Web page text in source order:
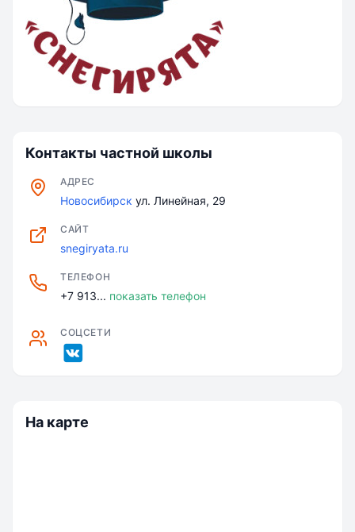
Контакты частной школы
АДРЕС
Новосибирск ул. Линейная, 29
САЙТ
snegiryata.ru
ТЕЛЕФОН
+7 913... показать телефон
СОЦСЕТИ
На карте